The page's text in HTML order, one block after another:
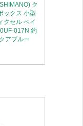
ク
ックス 小型
クセル ベイ
017N 釣
アブルー